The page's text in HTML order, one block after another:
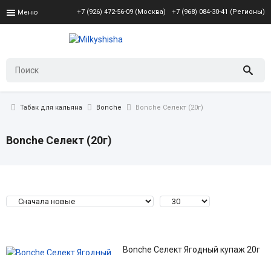
Меню +7 (926) 472-56-09 (Москва) +7 (968) 084-30-41 (Регионы)
Табак для кальяна Bonche Bonche Селект (20г)
Bonche Селект (20г)
Bonche Селект Ягодный купаж 20г